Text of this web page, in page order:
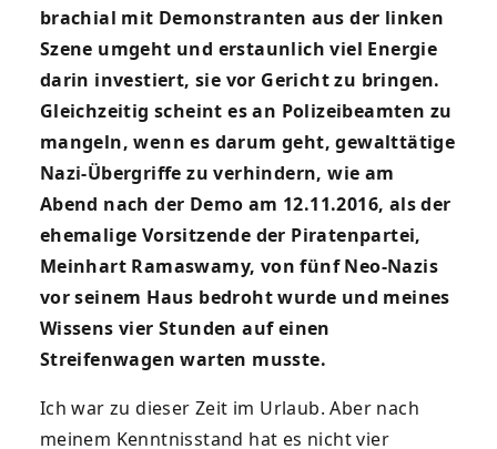
brachial mit Demonstranten aus der linken
Szene umgeht und erstaunlich viel Energie
darin investiert, sie vor Gericht zu bringen.
Gleichzeitig scheint es an Polizeibeamten zu
mangeln, wenn es darum geht, gewalttätige
Nazi-Übergriffe zu verhindern, wie am
Abend nach der Demo am 12.11.2016, als der
ehemalige Vorsitzende der Piratenpartei,
Meinhart Ramaswamy, von fünf Neo-Nazis
vor seinem Haus bedroht wurde und meines
Wissens vier Stunden auf einen
Streifenwagen warten musste.
Ich war zu dieser Zeit im Urlaub. Aber nach
meinem Kenntnisstand hat es nicht vier